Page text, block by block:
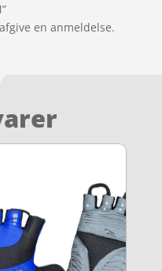
en anmeldelse.